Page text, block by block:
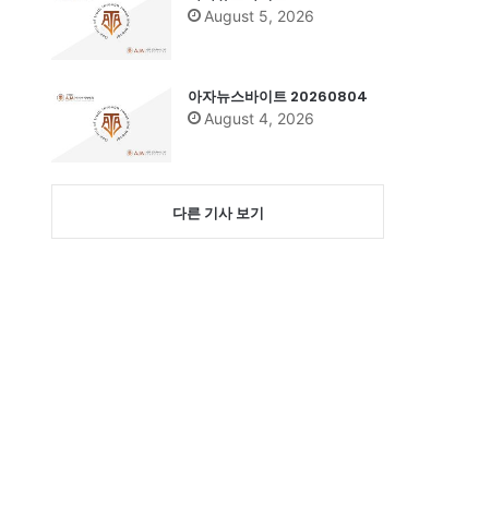
August 5, 2026
아자뉴스바이트 20260804
August 4, 2026
다른 기사 보기